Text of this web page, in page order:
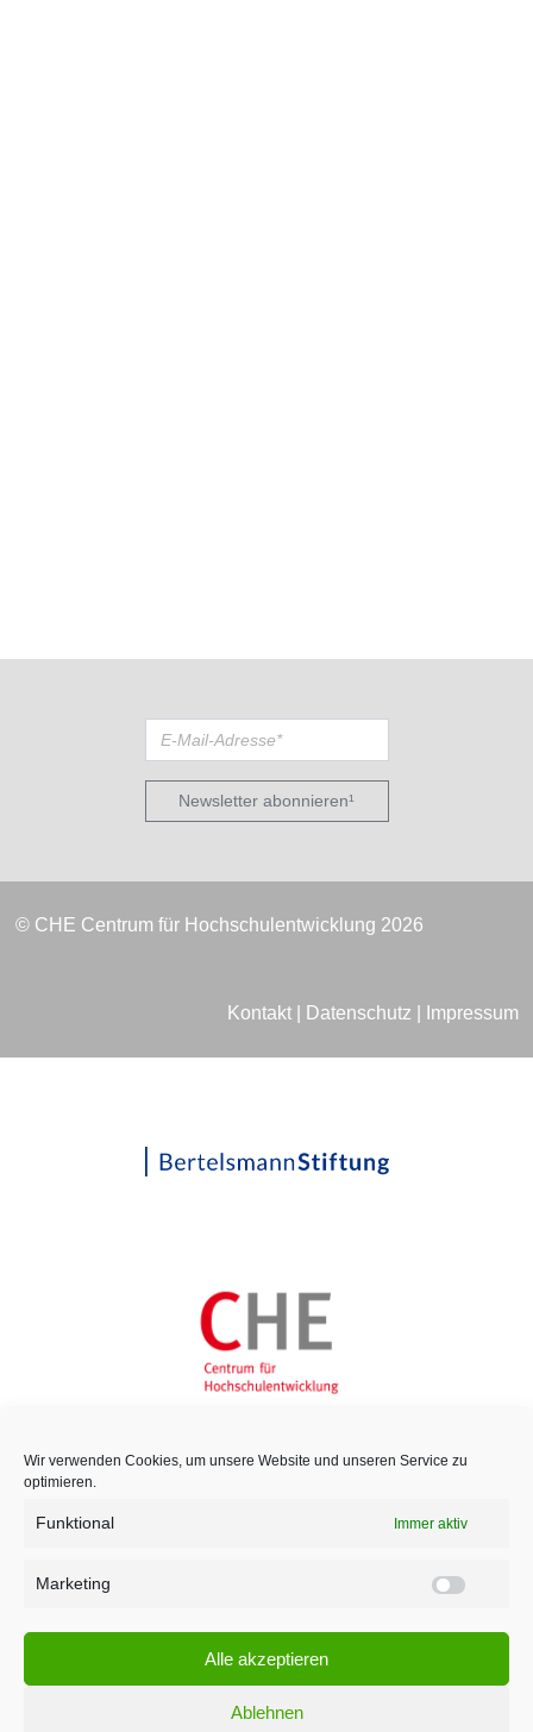
Wir verwenden Cookies, um unsere Website und unseren Service zu
optimieren.
Funktional Immer aktiv
Marketing
Alle akzeptieren
Ablehnen
Newsletter abonnieren¹
© CHE Centrum für Hochschulentwicklung 2026
Kontakt| Datenschutz Impressum